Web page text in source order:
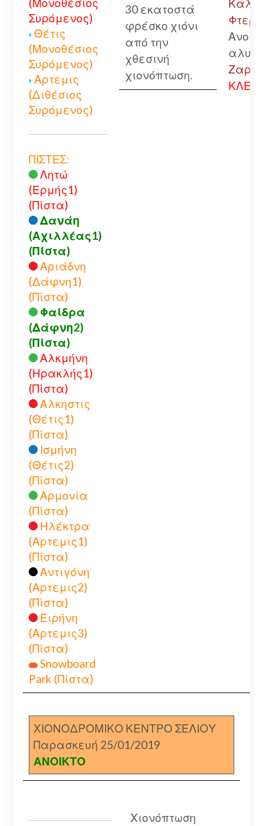
Συρόμενος)
Θέτις
(Μονοθέσιος
Συρόμενος)
Αρτεμις
(Διθέσιος
Συρόμενος)
ΠΙΣΤΕΣ:
Λητώ
(Ερμής1)
(Πίστα)
Δανάη
(Αχιλλέας1)
(Πίστα)
Αριάδνη
(Δάφνη1)
(Πίστα)
Φαίδρα
(Δάφνη2)
(Πίστα)
Αλκμήνη
(Ηρακλής1)
(Πίστα)
Αλκηστις
(Θέτις1)
(Πίστα)
Ισμήνη
(Θέτις2)
(Πίστα)
Αρμονία
(Πίστα)
Ηλέκτρα
(Αρτεμις1)
(Πίστα)
Αντιγόνη
(Αρτεμις2)
(Πίστα)
Ειρήνη
(Αρτεμις3)
(Πίστα)
Snowboard
Park (Πίστα)
30 εκατοστά
φρέσκο χιόνι
από την
χθεσινή
χιονόπτωση.
ΧΙΟΝΟΔΡΟΜΙΚΟ ΚΕΝΤΡΟ ΣΕΛΙΟΥ
Παρασκευή 25/01/2019
ΑΝΟΙΚΤΟ
Χιονόπτωση